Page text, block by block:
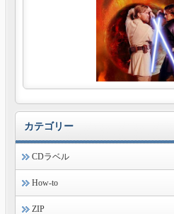
カテゴリー
CDラベル
How-to
ZIP